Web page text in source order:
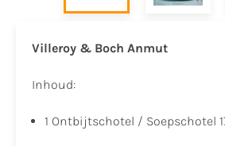
Villeroy & Boch Anmut
Inhoud:
1 Ontbijtschotel / Soepschotel